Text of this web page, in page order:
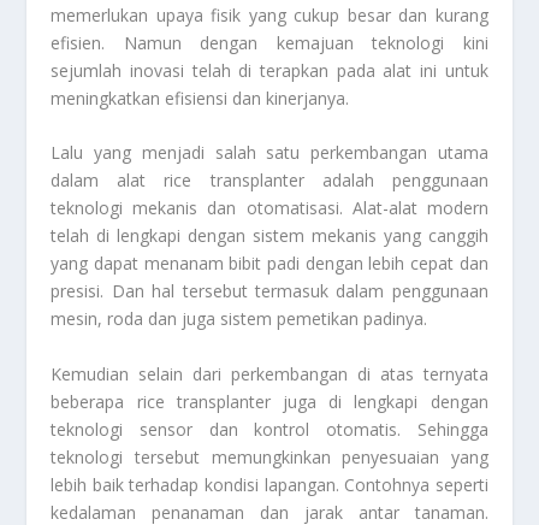
memerlukan upaya fisik yang cukup besar dan kurang
efisien. Namun dengan kemajuan teknologi kini
sejumlah inovasi telah di terapkan pada alat ini untuk
meningkatkan efisiensi dan kinerjanya.
Lalu yang menjadi salah satu perkembangan utama
dalam alat rice transplanter adalah penggunaan
teknologi mekanis dan otomatisasi. Alat-alat modern
telah di lengkapi dengan sistem mekanis yang canggih
yang dapat menanam bibit padi dengan lebih cepat dan
presisi. Dan hal tersebut termasuk dalam penggunaan
mesin, roda dan juga sistem pemetikan padinya.
Kemudian selain dari perkembangan di atas ternyata
beberapa rice transplanter juga di lengkapi dengan
teknologi sensor dan kontrol otomatis. Sehingga
teknologi tersebut memungkinkan penyesuaian yang
lebih baik terhadap kondisi lapangan. Contohnya seperti
kedalaman penanaman dan jarak antar tanaman.